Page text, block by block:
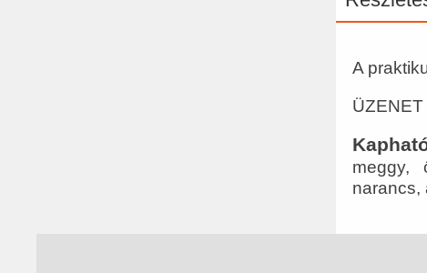
A
ÜZENET
meggy,
narancs,